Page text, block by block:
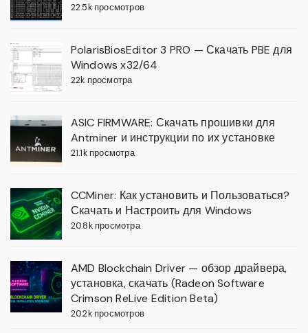
22.5k просмотров
PolarisBiosEditor 3 PRO — Скачать PBE для
Windows x32/64
22k просмотра
ASIC FIRMWARE: Скачать прошивки для
Antminer и инструкции по их установке
21.1k просмотра
CCMiner: Как установить и Пользоваться?
Скачать и Настроить для Windows
20.8k просмотра
AMD Blockchain Driver — обзор драйвера,
установка, скачать (Radeon Software
Crimson ReLive Edition Beta)
20.2k просмотров